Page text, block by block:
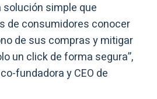
solución simple que
de consumidores conocer
de sus compras y mitigar
un click de forma segura”,
fundadora y CEO de